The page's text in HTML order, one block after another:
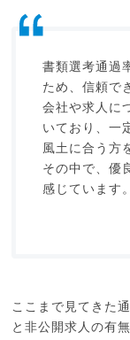
書類選考通過
ため、信頼で
会社や求人に
いており、一
風土に合う方
その中で、優
感じています。
ここまで見てきた
と非公開求人の有